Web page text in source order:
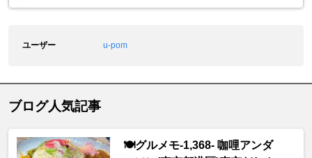
ユーザー u-pom
ブログ人気記事
🍽️グルメモ-1,368- 咖哩アンダ